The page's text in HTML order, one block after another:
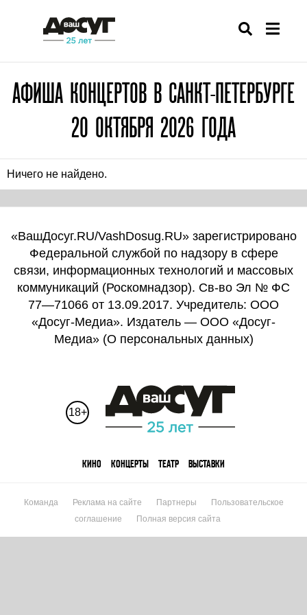
АФИША КОНЦЕРТОВ В САНКТ-ПЕТЕРБУРГЕ
20 ОКТЯБРЯ 2026 ГОДА
Ничего не найдено.
«ВашДосуг.RU/VashDosug.RU» зарегистрировано
Федеральной службой по надзору в сфере
связи, информационных технологий и массовых
коммуникаций (Роскомнадзор). Св-во Эл № ФС
77—71066 от 13.09.2017. Учредитель: ООО
«Досуг-Медиа». Издатель — ООО «Досуг-
Медиа» (О персональных данных)
18+
КИНО КОНЦЕРТЫ ТЕАТР ВЫСТАВКИ
Команда Реклама на сайте Партнеры
Пользовательское
соглашение
Полная версия сайта